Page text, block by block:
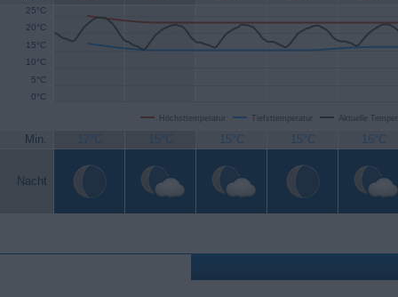
Höchsttemperatur Tiefsttemperatur Aktuelle
0°C
5°C
10°C
15°C
20°C
25°C
Min. 17°C 15°C 15°C 15°C 16°C
Nacht